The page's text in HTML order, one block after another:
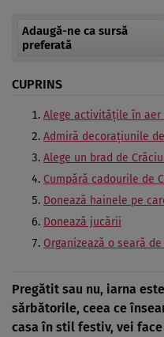
Adaugă-ne ca sursă
preferată
CUPRINS
Alege activitățile în aer
Admiră decorațiunile
Alege un brad de
Cumpără cadourile de
Donează hainele pe
Donează jucării
Organizează o seară
Pregătit sau nu, iarna
sărbătorile, ceea ce
casa în stil festiv, vei